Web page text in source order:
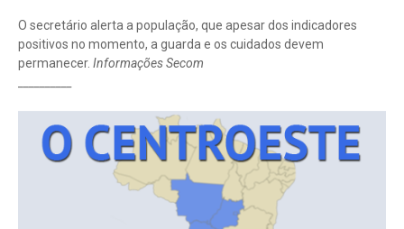
O secretário alerta a população, que apesar dos indicadores
positivos no momento, a guarda e os cuidados devem
permanecer. Informações Secom